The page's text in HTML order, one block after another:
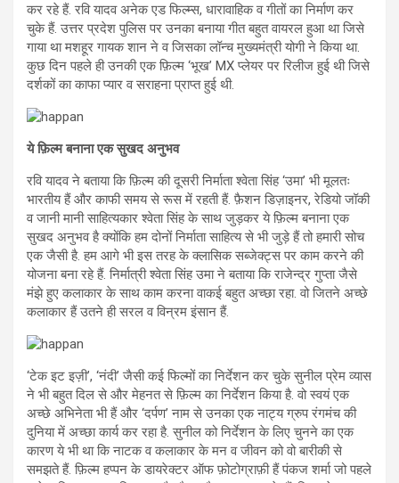
कर रहे हैं. रवि यादव अनेक एड फिल्म्स, धारावाहिक व गीतों का निर्माण कर
चुके हैं. उत्तर प्रदेश पुलिस पर उनका बनाया गीत बहुत वायरल हुआ था जिसे
गाया था मशहूर गायक शान ने व जिसका लॉन्च मुख्यमंत्री योगी ने किया था.
कुछ दिन पहले ही उनकी एक फ़िल्म ‘भूख’ MX प्लेयर पर रिलीज हुई थी जिसे
दर्शकों का काफा प्यार व सराहना प्राप्त हुई थी.
ये फ़िल्म बनाना एक सुखद अनुभव
रवि यादव ने बताया कि फ़िल्म की दूसरी निर्माता श्वेता सिंह ‘उमा’ भी मूलतः
भारतीय हैं और काफी समय से रूस में रहती हैं. फ़ैशन डिज़ाइनर, रेडियो जॉकी
व जानी मानी साहित्यकार श्वेता सिंह के साथ जुड़कर ये फ़िल्म बनाना एक
सुखद अनुभव है क्योंकि हम दोनों निर्माता साहित्य से भी जुड़े हैं तो हमारी सोच
एक जैसी है. हम आगे भी इस तरह के क्लासिक सब्जेक्ट्स पर काम करने की
योजना बना रहे हैं. निर्मात्री श्वेता सिंह उमा ने बताया कि राजेन्द्र गुप्ता जैसे
मंझे हुए कलाकार के साथ काम करना वाकई बहुत अच्छा रहा. वो जितने अच्छे
कलाकार हैं उतने ही सरल व विन्रम इंसान हैं.
‘टेक इट इज़ी’, ‘नंदी’ जैसी कई फिल्मों का निर्देशन कर चुके सुनील प्रेम व्यास
ने भी बहुत दिल से और मेहनत से फ़िल्म का निर्देशन किया है. वो स्वयं एक
अच्छे अभिनेता भी हैं और ‘दर्पण’ नाम से उनका एक नाट्य ग्रुप रंगमंच की
दुनिया में अच्छा कार्य कर रहा है. सुनील को निर्देशन के लिए चुनने का एक
कारण ये भी था कि नाटक व कलाकार के मन व जीवन को वो बारीकी से
समझते हैं. फ़िल्म हप्पन के डायरेक्टर ऑफ फ़ोटोग्राफ़ी हैं पंकज शर्मा जो पहले